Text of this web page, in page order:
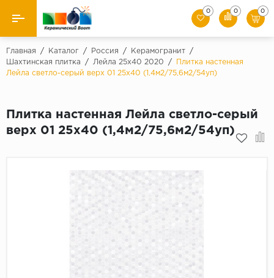
Назад
Производители
Керамогранит
0 0 0
Главная / Каталог / Россия / Керамогранит
/
Шахтинская плитка
/ Лейла 25х40 2020 /
Плитка настенная
Лейла светло-серый верх 01 25х40 (1,4м2/75,6м2/54уп)
Плитка настенная Лейла светло-серый
верх 01 25х40 (1,4м2/75,6м2/54уп)